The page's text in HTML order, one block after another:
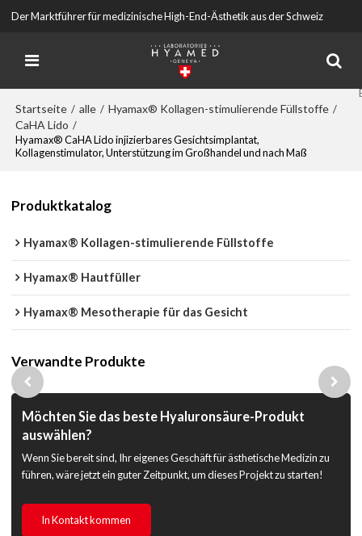
Der Marktführer für medizinische High-End-Ästhetik aus der Schweiz
Startseite / alle / Hyamax® Kollagen-stimulierende Füllstoffe /
CaHA Lido /
Hyamax® CaHA Lido injizierbares Gesichtsimplantat,
Kollagenstimulator, Unterstützung im Großhandel und nach Maß
Produktkatalog
Hyamax® Kollagen-stimulierende Füllstoffe
Hyamax® Hautfüller
Hyamax® Mesotherapie für das Gesicht
Verwandte Produkte
Möchten Sie das beste Hyaluronsäure-Produkt
auswählen?
Wenn Sie bereit sind, Ihr eigenes Geschäft für ästhetische Medizin zu
führen, wäre jetzt ein guter Zeitpunkt, um dieses Projekt zu starten!
In Kontakt kommen